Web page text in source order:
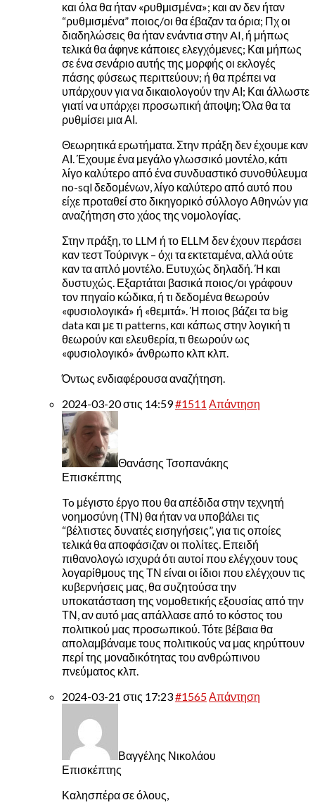
και όλα θα ήταν «ρυθμισμένα»; και αν δεν ήταν
“ρυθμισμένα” ποιος/οι θα έβαζαν τα όρια; Πχ οι
διαδηλώσεις θα ήταν ενάντια στην AI, ή μήπως
τελικά θα άφηνε κάποιες ελεγχόμενες; Και μήπως
σε ένα σενάριο αυτής της μορφής οι εκλογές
πάσης φύσεως περιττεύουν; ή θα πρέπει να
υπάρχουν για να δικαιολογούν την ΑΙ; Και άλλωστε
γιατί να υπάρχει προσωπική άποψη; Όλα θα τα
ρυθμίσει μια ΑΙ.
Θεωρητικά ερωτήματα. Στην πράξη δεν έχουμε καν
ΑΙ. Έχουμε ένα μεγάλο γλωσσικό μοντέλο, κάτι
λίγο καλύτερο από ένα συνδυαστικό συνοθύλευμα
no-sql δεδομένων, λίγο καλύτερο από αυτό που
είχε προταθεί στο δικηγορικό σύλλογο Αθηνών για
αναζήτηση στο χάος της νομολογίας.
Στην πράξη, το LLM ή το ELLM δεν έχουν περάσει
καν τεστ Τούρινγκ – όχι τα εκτεταμένα, αλλά ούτε
καν τα απλό μοντέλο. Ευτυχώς δηλαδή. Ή και
δυστυχώς. Εξαρτάται βασικά ποιος/οι γράφουν
τον πηγαίο κώδικα, ή τι δεδομένα θεωρούν
«φυσιολογικά» ή «θεμιτά». Ή ποιος βάζει τα big
data και με τι patterns, και κάπως στην λογική τι
θεωρούν και ελευθερία, τι θεωρούν ως
«φυσιολογικό» άνθρωπο κλπ κλπ.
Όντως ενδιαφέρουσα αναζήτηση.
2024-03-20 στις 14:59#1511 Απάντηση
Θανάσης Τσοπανάκης
Επισκέπτης
To μέγιστο έργο που θα απέδιδα στην τεχνητή
νοημοσύνη (ΤΝ) θα ήταν να υποβάλει τις
“βέλτιστες δυνατές εισηγήσεις”, για τις οποίες
τελικά θα αποφάσιζαν οι πολίτες. Επειδή
πιθανολογώ ισχυρά ότι αυτοί που ελέγχουν τους
λογαρίθμους της ΤΝ είναι οι ίδιοι που ελέγχουν τις
κυβερνήσεις μας, θα συζητούσα την
υποκατάσταση της νομοθετικής εξουσίας από την
ΤΝ, αν αυτό μας απάλλασε από το κόστος του
πολιτικού μας προσωπικού. Τότε βέβαια θα
απολαμβάναμε τους πολιτικούς να μας κηρύττουν
περί της μοναδικότητας του ανθρώπινου
πνεύματος κλπ.
2024-03-21 στις 17:23#1565Απάντηση
Βαγγέλης Νικολάου
Επισκέπτης
Καλησπέρα σε όλους,